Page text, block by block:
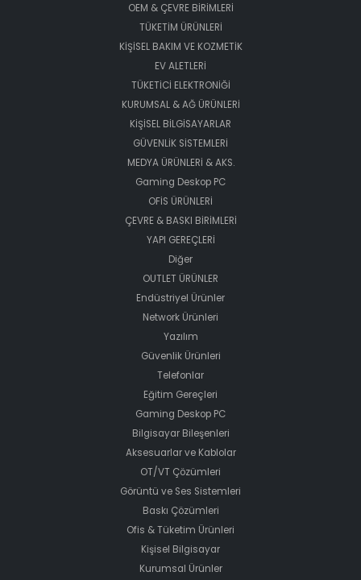
OEM & ÇEVRE BİRİMLERİ
TÜKETİM ÜRÜNLERİ
KİŞİSEL BAKIM VE KOZMETİK
EV ALETLERİ
TÜKETİCİ ELEKTRONİĞİ
KURUMSAL & AĞ ÜRÜNLERİ
KİŞİSEL BİLGİSAYARLAR
GÜVENLİK SİSTEMLERİ
MEDYA ÜRÜNLERİ & AKS.
Gaming Deskop PC
OFİS ÜRÜNLERİ
ÇEVRE & BASKI BİRİMLERİ
YAPI GEREÇLERİ
Diğer
OUTLET ÜRÜNLER
Endüstriyel Ürünler
Network Ürünleri
Yazılım
Güvenlik Ürünleri
Telefonlar
Eğitim Gereçleri
Gaming Deskop PC
Bilgisayar Bileşenleri
Aksesuarlar ve Kablolar
OT/VT Çözümleri
Görüntü ve Ses Sistemleri
Baskı Çözümleri
Ofis & Tüketim Ürünleri
Kişisel Bilgisayar
Kurumsal Ürünler